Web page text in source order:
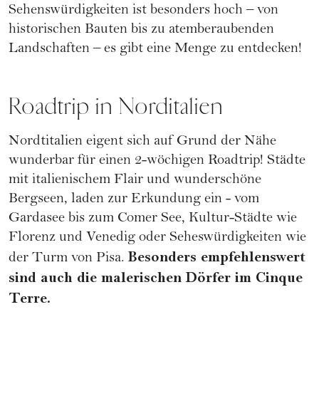
Sehenswürdigkeiten ist besonders hoch – von
historischen Bauten bis zu atemberaubenden
Landschaften – es gibt eine Menge zu entdecken!
Roadtrip in Norditalien
Nordtitalien eigent sich auf Grund der Nähe
wunderbar für einen 2-wöchigen Roadtrip! Städte
mit italienischem Flair und wunderschöne
Bergseen, laden zur Erkundung ein - vom
Gardasee bis zum Comer See, Kultur-Städte wie
Florenz und Venedig oder Seheswürdigkeiten wie
der Turm von Pisa. Besonders empfehlenswert
sind auch die malerischen Dörfer im Cinque
Terre.